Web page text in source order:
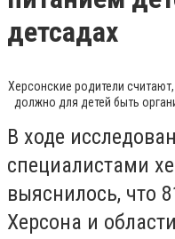
детсадах
Херсонские родители
должно для детей быть
В ходе
специалистами
выяснилось, что
Херсона и